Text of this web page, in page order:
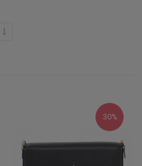
30%